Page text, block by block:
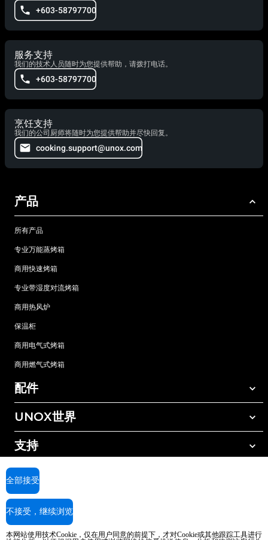
+603-58797700
服务支持
我们的技术人员随时为您提供帮助，请拨打电话。
+603-58797700
烹饪支持
我们的公司厨师将随时为您提供帮助并尽快回复。
cooking.support@unox.com
产品
所有产品
专业万能蒸烤箱
商用快速烤箱
专业带湿度对流烤箱
商用热风炉
保温柜
商用电气式烤箱
商用燃气式烤箱
配件
所有配件
手动清洗清洁剂
树脂过滤水处理
反渗透水处理
UNOX世界
我们在全球的办事处
支持
UNOX质保
查找经销商
查找服务中心
AI Content Disclaimer
本网站使用技术Cookie，仅在用户同意的前提下，才对Cookie或其他跟踪工具进行
全部接受
不接受，继续浏览